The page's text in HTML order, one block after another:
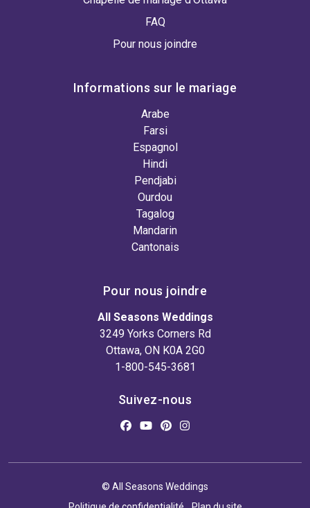
FAQ
Pour nous joindre
Informations sur le mariage
Arabe
Farsi
Espagnol
Hindi
Pendjabi
Ourdou
Tagalog
Mandarin
Cantonais
Pour nous joindre
All Seasons Weddings
3249 Yorks Corners Rd
Ottawa, ON K0A 2G0
1-800-545-3681
Suivez-nous
© All Seasons Weddings